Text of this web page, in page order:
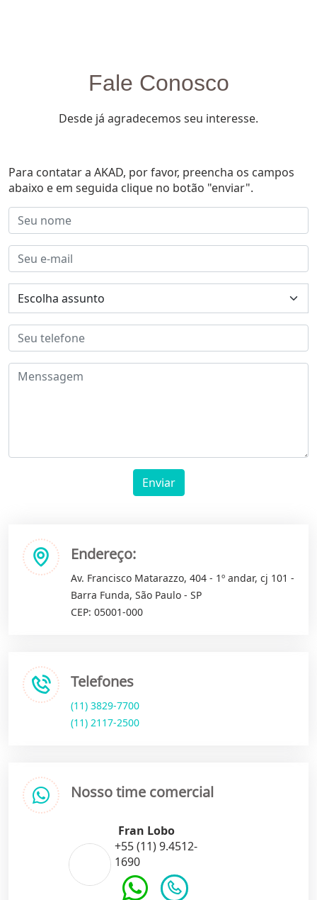
Fale Conosco
Desde já agradecemos seu interesse.
Para contatar a AKAD, por favor, preencha os campos
abaixo e em seguida clique no botão "enviar".
Enviar
Endereço:
Av. Francisco Matarazzo, 404 - 1º andar, cj 101 -
Barra Funda, São Paulo - SP
CEP: 05001-000
Telefones
(11) 3829-7700
(11) 2117-2500
Nosso time comercial
Fran Lobo
+55 (11) 9.4512-
1690